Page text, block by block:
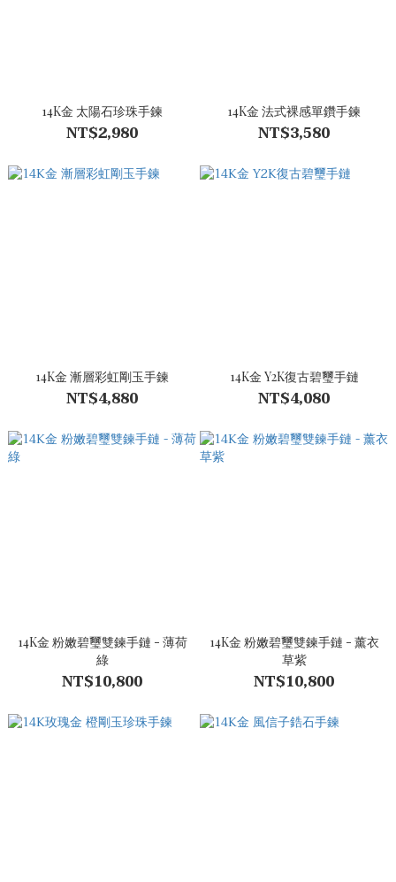
14K金 太陽石珍珠手鍊
NT$2,980
14K金 法式裸感單鑽手鍊
NT$3,580
14K金 漸層彩虹剛玉手鍊
NT$4,880
14K金 Y2K復古碧璽手鏈
NT$4,080
14K金 粉嫩碧璽雙鍊手鏈 - 薄荷
綠
NT$10,800
14K金 粉嫩碧璽雙鍊手鏈 - 薰衣
草紫
NT$10,800